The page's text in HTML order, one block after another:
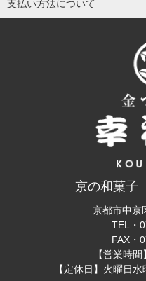
支払い方法について
京の和菓子
京都市中京
TEL・
FAX・
【営業時
【定休日】火曜日